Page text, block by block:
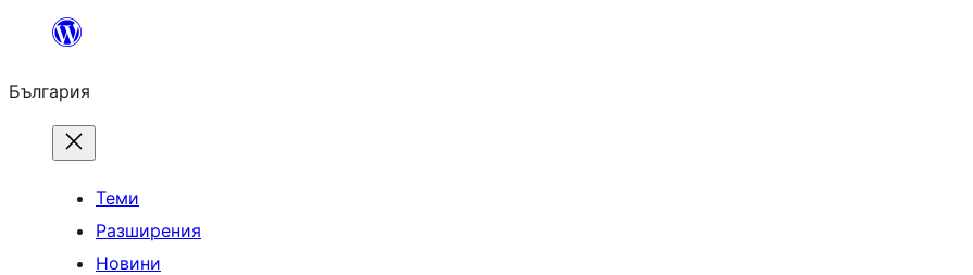
България
Теми
Разширения
Новини